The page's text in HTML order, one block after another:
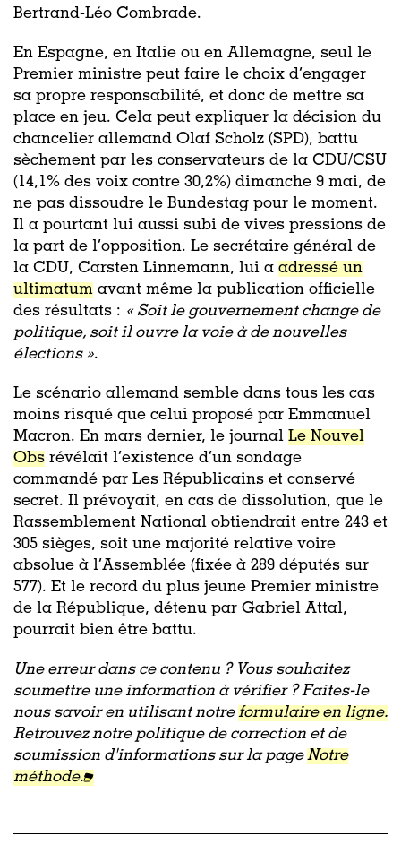
Bertrand-Léo Combrade.
En Espagne, en Italie ou en Allemagne, seul le
Premier ministre peut faire le choix d’engager
sa propre responsabilité, et donc de mettre sa
place en jeu. Cela peut expliquer la décision du
chancelier allemand Olaf Scholz (SPD), battu
sèchement par les conservateurs de la CDU/CSU
(14,1% des voix contre 30,2%) dimanche 9 mai, de
ne pas dissoudre le Bundestag pour le moment.
Il a pourtant lui aussi subi de vives pressions de
la part de l’opposition. Le secrétaire général de
la CDU, Carsten Linnemann, lui a adressé un
ultimatum avant même la publication officielle
des résultats : « Soit le gouvernement change de
politique, soit il ouvre la voie à de nouvelles
élections ».
Le scénario allemand semble dans tous les cas
moins risqué que celui proposé par Emmanuel
Macron. En mars dernier, le journal Le Nouvel
Obs révélait l’existence d’un sondage
commandé par Les Républicains et conservé
secret. Il prévoyait, en cas de dissolution, que le
Rassemblement National obtiendrait entre 243 et
305 sièges, soit une majorité relative voire
absolue à l’Assemblée (fixée à 289 députés sur
577). Et le record du plus jeune Premier ministre
de la République, détenu par Gabriel Attal,
pourrait bien être battu.
Une erreur dans ce contenu ? Vous souhaitez
soumettre une information à vérifier ? Faites-le
nous savoir en utilisant notreformulaire en ligne.
Retrouvez notre politique de correction et de
soumission d'informations sur la pageNotre
méthode.